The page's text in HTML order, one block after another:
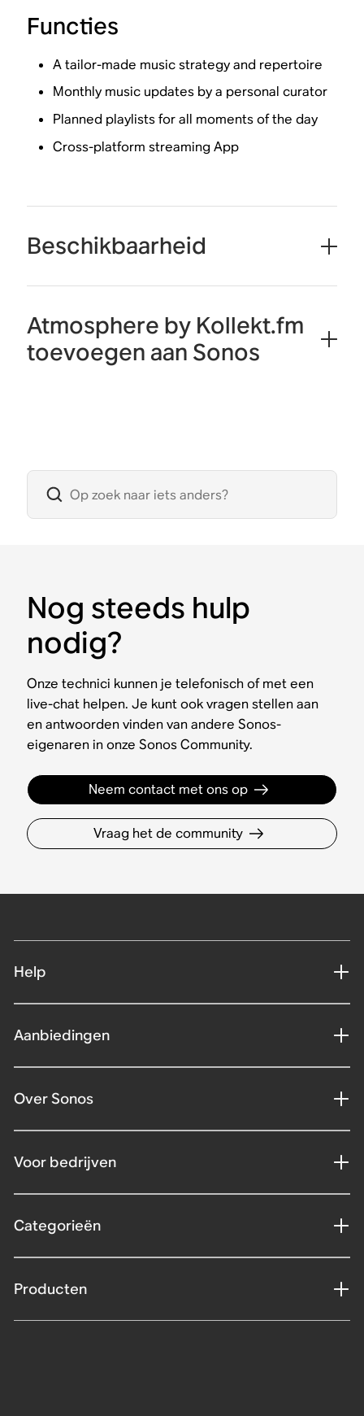
Functies
A tailor-made music strategy and repertoire
Monthly music updates by a personal curator
Planned playlists for all moments of the day
Cross-platform streaming App
Beschikbaarheid
Atmosphere by Kollekt.fm
toevoegen aan Sonos
Nog steeds hulp
nodig?
Onze technici kunnen je telefonisch of met een
live-chat helpen. Je kunt ook vragen stellen aan
en antwoorden vinden van andere Sonos-
eigenaren in onze Sonos Community.
Neem contact met ons op
Vraag het de community
Help
Aanbiedingen
Over Sonos
Voor bedrijven
Categorieën
Producten